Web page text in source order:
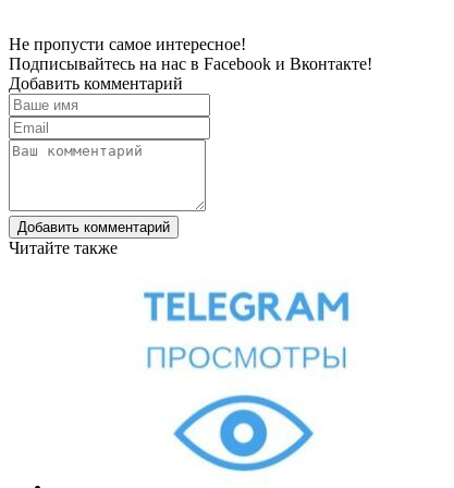
Не пропусти самое интересное!
Подписывайтесь на нас в Facebook и Вконтакте!
Добавить комментарий
Добавить комментарий
Читайте также